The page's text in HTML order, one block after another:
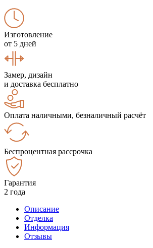
Изготовление
от 5 дней
Замер, дизайн
и доставка бесплатно
Оплата наличными, безналичный расчёт
Беспроцентная рассрочка
Гарантия
2 года
Описание
Отделка
Информация
Отзывы